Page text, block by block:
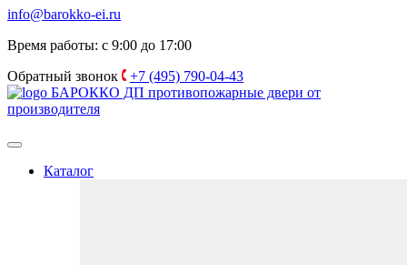
info@barokko-ei.ru
Время работы: с 9:00 до 17:00
Обратный звонок
+7 (495) 790-04-43
БАРОККО ДП противопожарные двери от
производителя
Каталог